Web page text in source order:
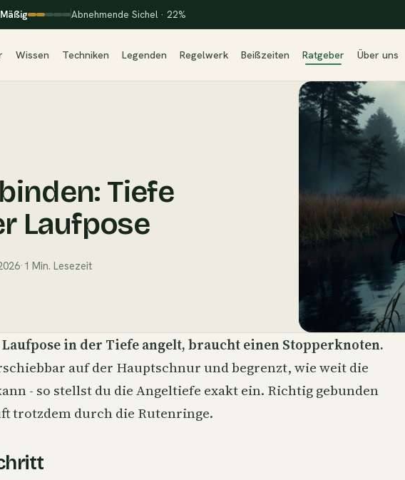
Mäßig Abnehmende Sichel · 22%
Wissen Techniken Legenden Regelwerk Beißzeiten Ratgeber Über uns
Tiefe
Laufpose
· 1 Min. Lesezeit
Laufposein der Tiefe angelt, braucht einen Stopperknoten.
auf der Hauptschnur und begrenzt, wie weit die
- so stellst du die Angeltiefe exakt ein. Richtig gebunden
trotzdem durch die Rutenringe.